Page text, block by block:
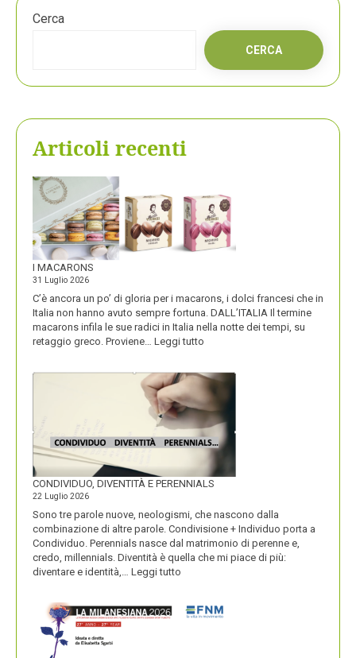
Cerca
CERCA
Articoli recenti
I MACARONS
31 Luglio 2026
C’è ancora un po’ di gloria per i macarons, i dolci francesi che in
Italia non hanno avuto sempre fortuna. DALL’ITALIA Il termine
macarons infila le sue radici in Italia nella notte dei tempi, su
retaggio greco. Proviene… Leggi tutto
CONDIVIDUO, DIVENTITÀ E PERENNIALS
22 Luglio 2026
Sono tre parole nuove, neologismi, che nascono dalla
combinazione di altre parole. Condivisione + Individuo porta a
Condividuo. Perennials nasce dal matrimonio di perenne e,
credo, millennials. Diventità è quella che mi piace di più:
diventare e identità,… Leggi tutto
E